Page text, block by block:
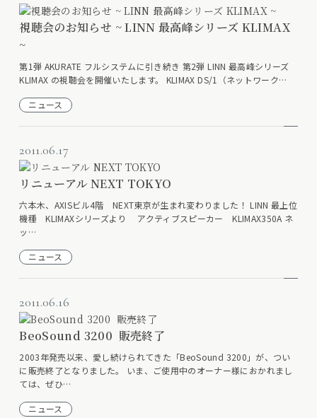
視聴会のお知らせ ~ LINN 最高峰シリーズ KLIMAX
~
第1弾 AKURATE フルシステムに引き続き 第2弾 LINN 最高峰シリーズ
KLIMAX の視聴会を開催いたします。 KLIMAX DS/1（ネットワーク…
ニュース
2011.06.17
リニューアル NEXT TOKYO
六本木、AXISビル4階 NEXT東京が生まれ変わりました！ LINN 最上位
機種 KLIMAXシリーズより アクティブスピーカー KLIMAX350A ネ
ッ…
ニュース
2011.06.16
BeoSound 3200 販売終了
2003年発売以来、愛し続けられてきた「BeoSound 3200」が、つい
に販売終了となりました。 いま、ご使用中のオーナー様におかれまし
ては、ぜひ…
ニュース